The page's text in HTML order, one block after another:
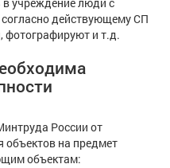
действующему СП
фотографируют и т.д.
России от
на предмет
объектам: